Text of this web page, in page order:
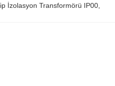
İzolasyon Transformörü IP00